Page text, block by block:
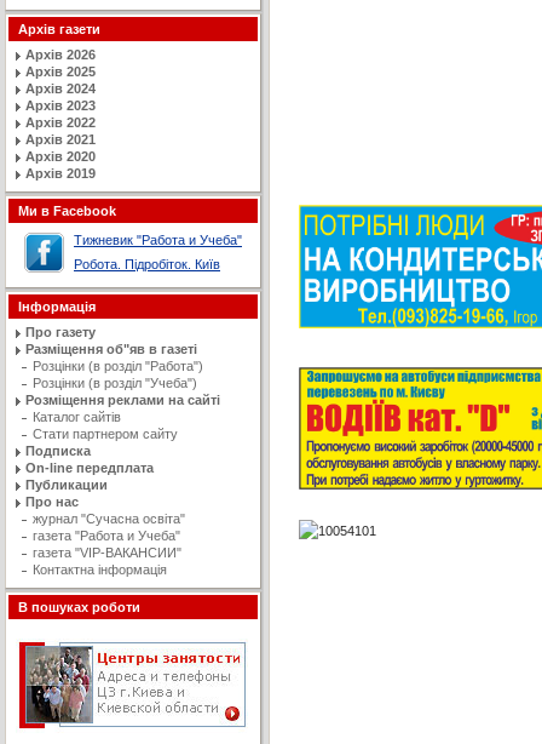
Архів газети
Архів 2026
Архів 2025
Архів 2024
Архів 2023
Архів 2022
Архів 2021
Архів 2020
Архів 2019
Ми в Facebook
Тижневик "Работа и Учеба"
Робота. Підробіток. Київ
Інформація
Про газету
Разміщення об"яв в газеті
Розцінки (в розділ "Работа")
Розцінки (в розділ "Учеба")
Розміщення реклами на сайті
Каталог сайтів
Стати партнером сайту
Подписка
On-line передплата
Публикации
Про нас
журнал "Сучасна освiта"
газета "Работа и Учеба"
газета "VIP-ВАКАНСИИ"
Контактна інформація
В пошуках роботи